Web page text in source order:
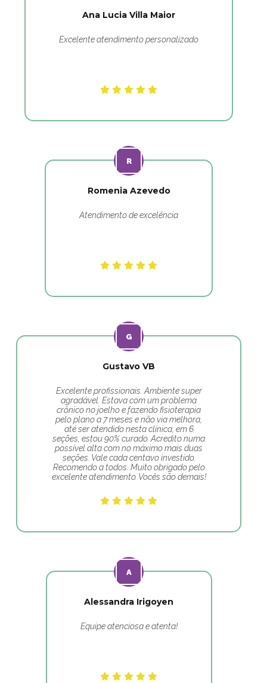
Ana Lucia Villa Maior
Excelente atendimento personalizado
Romenia Azevedo
Atendimento de excelência
Gustavo VB
Excelente profissionais. Ambiente super
agradável. Estava com um problema
crônico no joelho e fazendo fisioterapia
pelo plano a 7 meses e não via melhora,
até ser atendido nesta clínica, em 6
seções, estou 90% curado. Acredito numa
possível alta com no máximo mais duas
seções. Vale cada centavo investido.
Recomendo a todos. Muito obrigado pelo
excelente atendimento. Vocês são demais!
Alessandra Irigoyen
Equipe atenciosa e atenta!